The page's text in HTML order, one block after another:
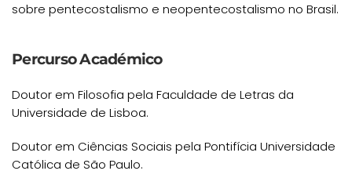
sobre pentecostalismo e neopentecostalismo no Brasil.
Percurso Académico
Doutor em Filosofia pela Faculdade de Letras da
Universidade de Lisboa.
Doutor em Ciências Sociais pela Pontifícia Universidade
Católica de São Paulo.